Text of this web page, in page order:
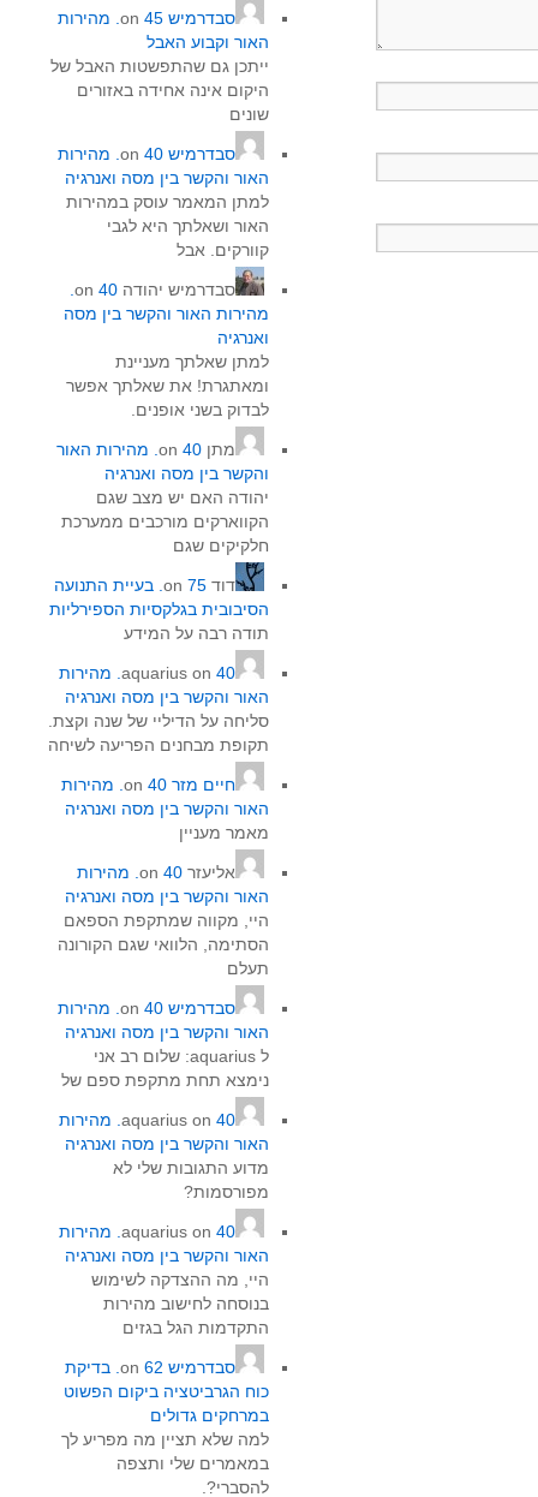
סבדרמישon
45. מהירות
האור וקבוע האבל
ייתכן גם שהתפשטות האבל של
היקום אינה אחידה באזורים
שונים
סבדרמישon
40. מהירות
האור והקשר בין מסה ואנרגיה
למתן המאמר עוסק במהירות
האור ושאלתך היא לגבי
קוורקים. אבל
סבדרמיש יהודה
40.
מהירות האור והקשר בין מסה
ואנרגיה
למתן שאלתך מעניינת
ומאתגרת! את שאלתך אפשר
לבדוק בשני אופנים.
מתן
40. מהירות האור
והקשר בין מסה ואנרגיה
יהודה האם יש מצב שגם
הקווארקים מורכבים ממערכת
חלקיקים שגם
דודon
75. בעיית התנועה
הסיבובית בגלקסיות הספירליות
תודה רבה על המידע
aquarius on
40. מהירות
האור והקשר בין מסה ואנרגיה
סליחה על הדיליי של שנה וקצת.
תקופת מבחנים הפריעה לשיחה
חיים מזרon
40. מהירות
האור והקשר בין מסה ואנרגיה
מאמר מעניין
אליעזרon
40. מהירות
האור והקשר בין מסה ואנרגיה
היי, מקווה שמתקפת הספאם
הסתימה, הלוואי שגם הקורונה
תעלם
סבדרמישon
40. מהירות
האור והקשר בין מסה ואנרגיה
ל aquarius‏: שלום רב אני
נימצא תחת מתקפת ספם של
aquarius on
40. מהירות
האור והקשר בין מסה ואנרגיה
מדוע התגובות שלי לא
מפורסמות?
aquarius on
40. מהירות
האור והקשר בין מסה ואנרגיה
היי, מה ההצדקה לשימוש
בנוסחה לחישוב מהירות
התקדמות הגל בגזים
סבדרמישon
62. בדיקת
כוח הגרביטציה ביקום הפשוט
במרחקים גדולים
למה שלא תציין מה מפריע לך
במאמרים שלי ותצפה
להסברי?.